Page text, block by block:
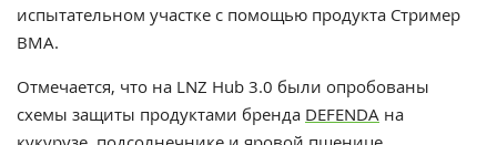
испытательном участке с помощью продукта Стример
ВМА.
Отмечается, что на LNZ Hub 3.0 были опробованы
схемы защиты продуктами бренда DEFENDA на